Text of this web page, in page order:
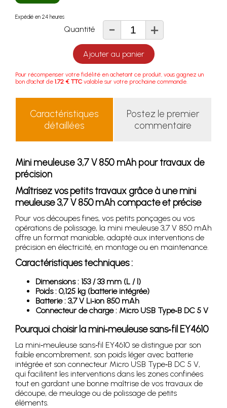
Expédié en 24 heures
Quantité - +
Ajouter au panier
Pour récompenser votre fidélité en achetant ce produit, vous gagnez un
bon d'achat de 1.72 € TTC valable sur votre prochaine commande.
Caractéristiques
détaillées
Postez le premier
commentaire
Mini meuleuse 3,7 V 850 mAh pour travaux de
précision
Maîtrisez vos petits travaux grâce à une mini
meuleuse 3,7 V 850 mAh compacte et précise
Pour vos découpes fines, vos petits ponçages ou vos
opérations de polissage, la mini meuleuse 3,7 V 850 mAh
offre un format maniable, adapté aux interventions de
précision en électricité, en montage ou en maintenance.
Caractéristiques techniques :
Dimensions : 153 / 33 mm (L / l)
Poids : 0,125 kg (batterie intégrée)
Batterie : 3,7 V Li‑ion 850 mAh
Connecteur de charge : Micro USB Type‑B DC 5 V
Pourquoi choisir la mini‑meuleuse sans‑fil EY4610
La mini‑meuleuse sans‑fil EY4610 se distingue par son
faible encombrement, son poids léger avec batterie
intégrée et son connecteur Micro USB Type‑B DC 5 V,
qui facilitent les interventions dans les zones confinées
tout en gardant une bonne maîtrise de vos travaux de
découpe, de meulage ou de polissage de petits
éléments.